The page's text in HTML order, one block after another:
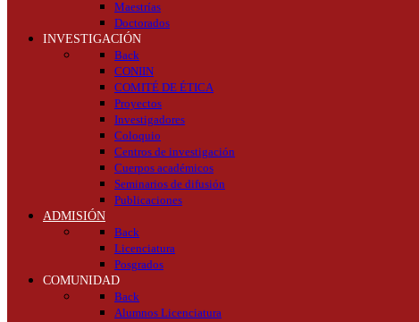
Maestrías
Doctorados
INVESTIGACIÓN
Back
CONIIN
COMITÉ DE ÉTICA
Proyectos
Investigadores
Coloquio
Centros de investigación
Cuerpos académicos
Seminarios de difusión
Publicaciones
ADMISIÓN
Back
Licenciatura
Posgrados
COMUNIDAD
Back
Alumnos Licenciatura